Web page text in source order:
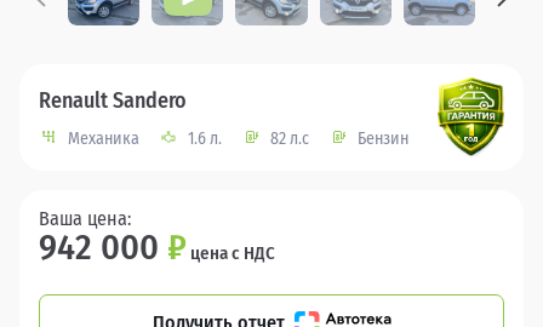
Renault Sandero
Механика 1.6 л. 82 л.с Бензин
Ваша цена:
942 000 ₽ цена с НДС